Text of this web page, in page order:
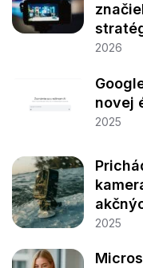
2026
novej
2025
2025